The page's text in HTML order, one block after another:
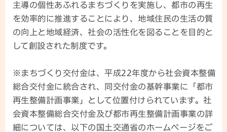
主導の個性あふれるまちづくりを実施し、都市の再生
を効率的に推進することにより、地域住民の生活の質
の向上と地域経済、社会の活性化を図ることを目的と
して創設された制度です。
※まちづくり交付金は、平成22年度から社会資本整備
総合交付金に統合され、同交付金の基幹事業に「都市
再生整備計画事業」として位置付けられています。社
会資本整備総合交付金及び都市再生整備計画事業の詳
細については、以下の国土交通省のホームページをご